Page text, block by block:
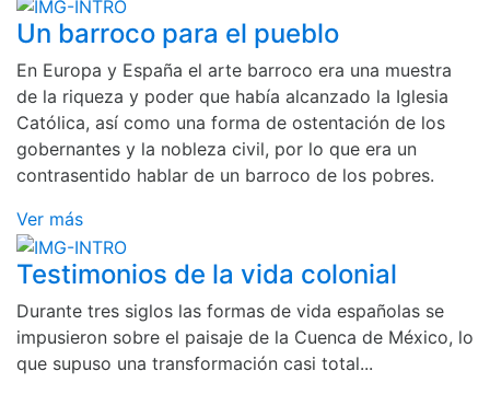
Un barroco para el pueblo
En Europa y España el arte barroco era una muestra
de la riqueza y poder que había alcanzado la Iglesia
Católica, así como una forma de ostentación de los
gobernantes y la nobleza civil, por lo que era un
contrasentido hablar de un barroco de los pobres.
Ver más
Testimonios de la vida colonial
Durante tres siglos las formas de vida españolas se
impusieron sobre el paisaje de la Cuenca de México, lo
que supuso una transformación casi total...